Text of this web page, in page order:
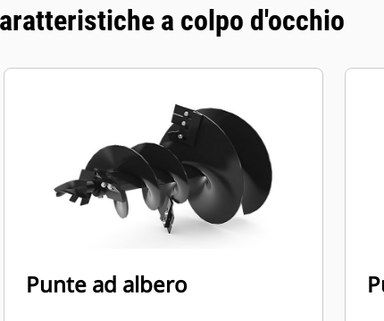
a colpo d'occhio
Punte ad albero